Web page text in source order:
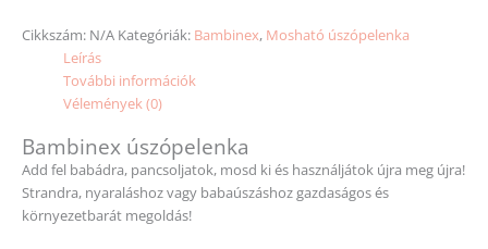
Cikkszám: N/A Kategóriák: Bambinex, Mosható úszópelenka
Leírás
További információk
Vélemények (0)
Bambinex úszópelenka
Add fel babádra, pancsoljatok, mosd ki és használjátok újra meg újra!
Strandra, nyaraláshoz vagy babaúszáshoz gazdaságos és
környezetbarát megoldás!